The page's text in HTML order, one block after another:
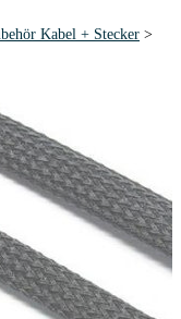
Kabel + Stecker >